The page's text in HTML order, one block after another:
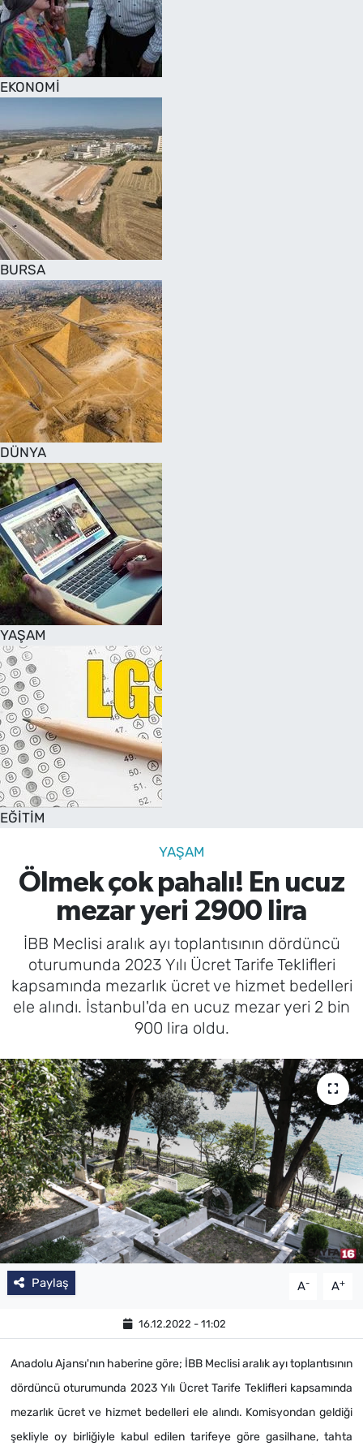
EKONOMİ
BURSA
DÜNYA
YAŞAM
EĞİTİM
YAŞAM
Ölmek çok pahalı! En ucuz
mezar yeri 2900 lira
İBB Meclisi aralık ayı toplantısının dördüncü
oturumunda 2023 Yılı Ücret Tarife Teklifleri
kapsamında mezarlık ücret ve hizmet bedelleri
ele alındı. İstanbul'da en ucuz mezar yeri 2 bin
900 lira oldu.
Paylaş A- A+
16.12.2022 - 11:02
Anadolu Ajansı'nın haberine göre; İBB Meclisi aralık ayı toplantısının
dördüncü oturumunda 2023 Yılı Ücret Tarife Teklifleri kapsamında
mezarlık ücret ve hizmet bedelleri ele alındı. Komisyondan geldiği
şekliyle oy birliğiyle kabul edilen tarifeye göre gasilhane, tahta
SAĞLIK
TV REHBERİ